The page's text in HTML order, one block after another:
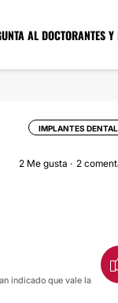
AL DOCTORANTES Y
IMPLANTES
2 Me gusta 2
indicado que vale la